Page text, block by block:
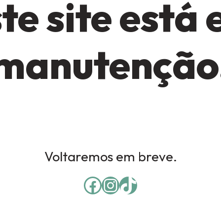
site está
Voltaremos em breve.